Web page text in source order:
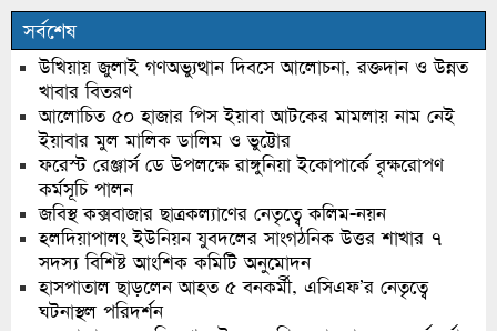
সর্বশেষ
উখিয়ায় জুলাই গণঅভ্যুত্থান দিবসে আলোচনা, রক্তদান ও উন্নত
খাবার বিতরণ
আলোচিত ৫০ হাজার পিস ইয়াবা আটকের মামলায় নাম নেই
ইয়াবার মুল মালিক ডালিম ও ভুট্টোর
ফরেস্ট রেঞ্জার্স ডে উপলক্ষে রাঙ্গুনিয়া ইকোপার্কে বৃক্ষরোপণ
কর্মসূচি পালন
জবিস্থ কক্সবাজার ছাত্রকল্যাণের নেতৃত্বে কলিম-নয়ন
হলদিয়াপালং ইউনিয়ন যুবদলের সাংগঠনিক উত্তর শাখার ৭
সদস্য বিশিষ্ট আংশিক কমিটি অনুমোদন
হাসপাতাল ছাড়লেন আহত ৫ বনকর্মী, এসিএফ’র নেতৃত্বে
ঘটনাস্থল পরিদর্শন